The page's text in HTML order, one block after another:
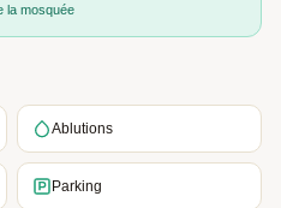
la mosquée
Ablutions
Parking